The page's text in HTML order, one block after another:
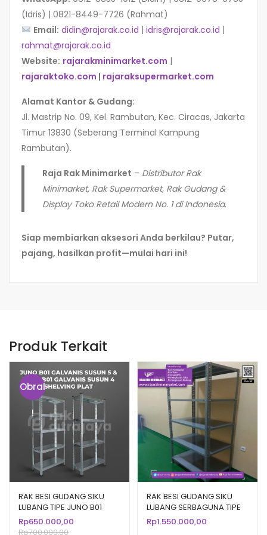
(Idris) | 0821-8449-7726 (Rahmat)
Email: didin@rajarak.co.id | idris@rajarak.co.id |
rahmat@rajarak.co.id
Website: rajarakminimarket.com |
rajaraktoko.com | rajaraksupermarket.com
Alamat Kantor & Gudang:
Jl. Mastrip No. 09, Kel. Rambutan, Kec. Ciracas, Jakarta
Timur 13830 (Seberang Terminal Kampung
Rambutan).
Raja Rak Minimarket – Distributor Rak
Minimarket, Rak Supermarket, Rak Gudang &
Display Toko Retail Modern No. 1 di Indonesia.
Siap membiarkan aksesori Anda berkilau? Putar,
pajang, hasilkan profit—mulai hari ini!
Produk Terkait
Obral
!
RAK BESI GUDANG SIKU
LUBANG TIPE JUNO B01
GALVANIS SHELVING PLAT –
70x30x150 CM
Rp650.000,00
Rp700.000,00
RAK BESI GUDANG SIKU
LUBANG SERBAGUNA TIPE
UN-20 RAJA RAK
Rp1.550.000,00